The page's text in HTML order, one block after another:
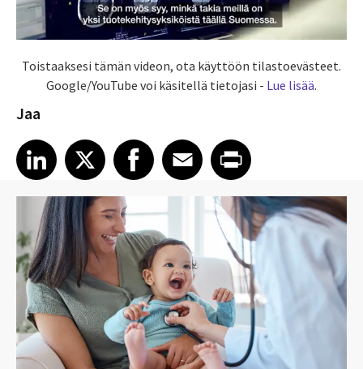
Toistaaksesi tämän videon, ota käyttöön tilastoevästeet.
Google/YouTube voi käsitellä tietojasi - Lue lisää.
Jaa
Share article on LinkedIn
LinkedIn
Share article on XShare article on Facebook
Facebook
Share article on Email
EmailShare article on Print